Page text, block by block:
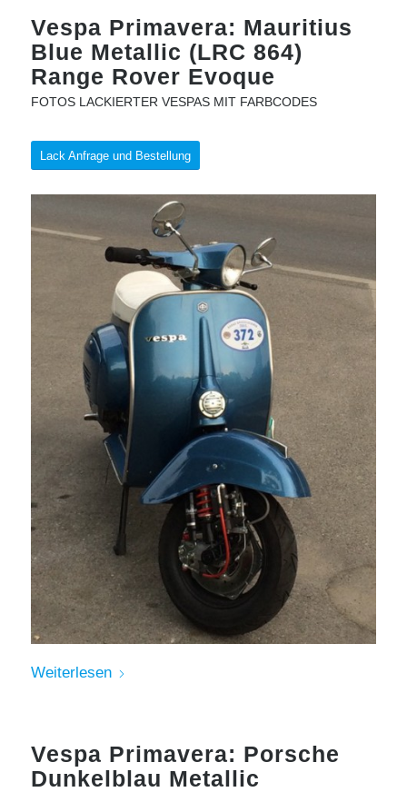
Vespa Primavera: Mauritius
Blue Metallic (LRC 864)
Range Rover Evoque
FOTOS LACKIERTER VESPAS MIT FARBCODES
Lack Anfrage und Bestellung
Weiterlesen
Vespa Primavera: Porsche
Dunkelblau Metallic